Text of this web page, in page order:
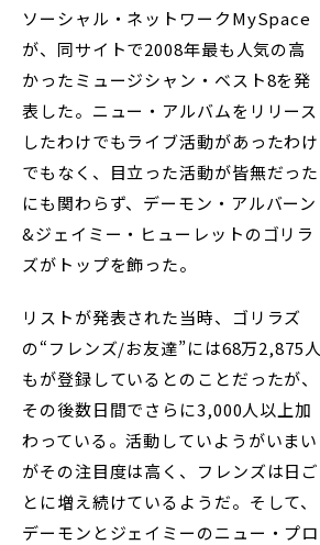
ソーシャル・ネットワークMySpace
が、同サイトで2008年最も人気の高
かったミュージシャン・ベスト8を発
表した。ニュー・アルバムをリリース
したわけでもライブ活動があったわけ
でもなく、目立った活動が皆無だった
にも関わらず、デーモン・アルバーン
&ジェイミー・ヒューレットのゴリラ
ズがトップを飾った。
リストが発表された当時、ゴリラズ
の“フレンズ/お友達”には68万2,875人
もが登録しているとのことだったが、
その後数日間でさらに3,000人以上加
わっている。活動していようがいまい
がその注目度は高く、フレンズは日ご
とに増え続けているようだ。そして、
デーモンとジェイミーのニュー・プロ